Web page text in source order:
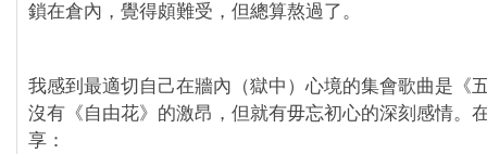
鎖在倉內，覺得頗難受，但總算熬過了。
我感到最適切自己在牆內（獄中）心境的集會歌曲是《
沒有《自由花》的激昂，但就有毋忘初心的深刻感情。
享：